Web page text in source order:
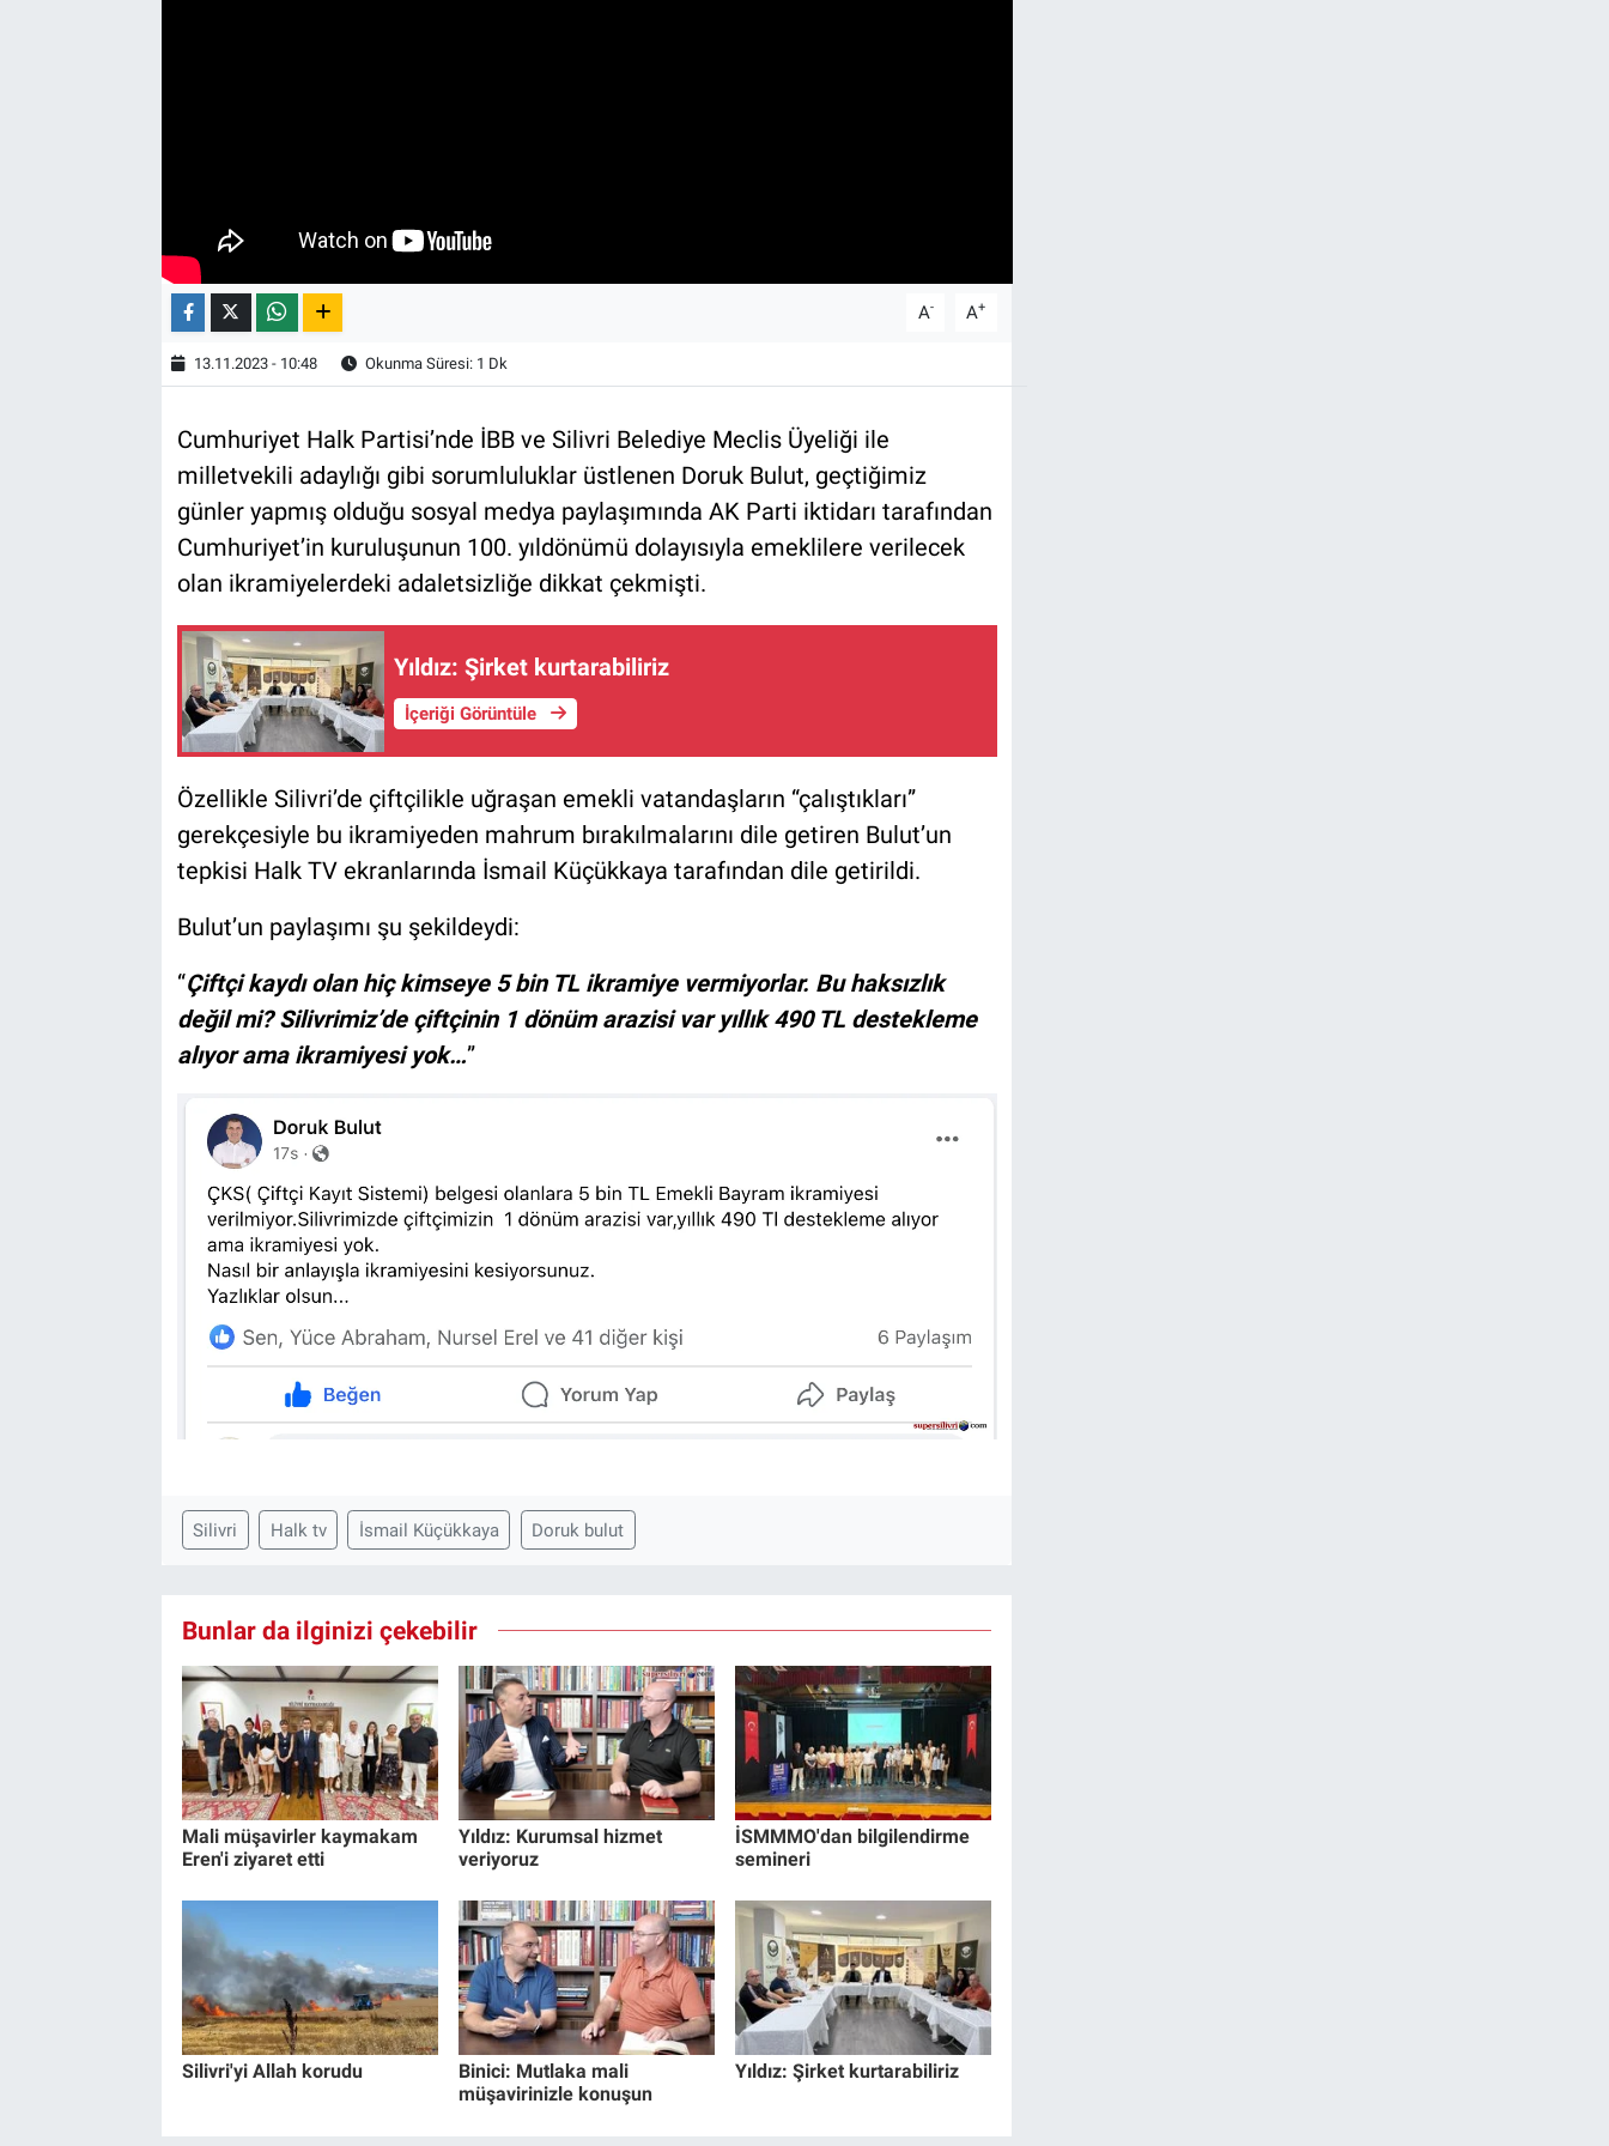
A- A+
13.11.2023 - 10:48 Okunma Süresi: 1 Dk
Cumhuriyet Halk Partisi’nde İBB ve Silivri Belediye Meclis Üyeliği ile
milletvekili adaylığı gibi sorumluluklar üstlenen Doruk Bulut, geçtiğimiz
günler yapmış olduğu sosyal medya paylaşımında AK Parti iktidarı tarafından
Cumhuriyet’in kuruluşunun 100. yıldönümü dolayısıyla emeklilere verilecek
olan ikramiyelerdeki adaletsizliğe dikkat çekmişti.
Yıldız: Şirket kurtarabiliriz
İçeriği Görüntüle
Özellikle Silivri’de çiftçilikle uğraşan emekli vatandaşların “çalıştıkları”
gerekçesiyle bu ikramiyeden mahrum bırakılmalarını dile getiren Bulut’un
tepkisi Halk TV ekranlarında İsmail Küçükkaya tarafından dile getirildi.
Bulut’un paylaşımı şu şekildeydi:
“Çiftçi kaydı olan hiç kimseye 5 bin TL ikramiye vermiyorlar. Bu haksızlık
değil mi? Silivrimiz’de çiftçinin 1 dönüm arazisi var yıllık 490 TL destekleme
alıyor ama ikramiyesi yok…”
Silivri Halk tv İsmail Küçükkaya Doruk bulut
Bunlar da ilginizi çekebilir
Mali müşavirler kaymakam
Eren'i ziyaret etti
Yıldız: Kurumsal hizmet
veriyoruz
İSMMMO'dan bilgilendirme
semineri
Silivri'yi Allah korudu
Binici: Mutlaka mali
müşavirinizle konuşun
Yıldız: Şirket kurtarabiliriz